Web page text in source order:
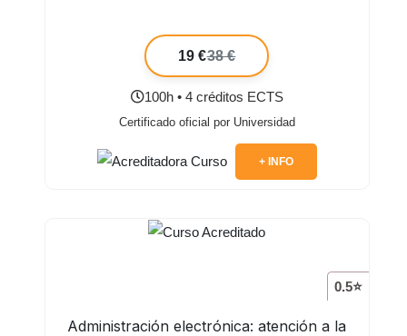
19 €38 €
100h • 4 créditos ECTS
Certificado oficial por Universidad
+ INFO
0.5⭐
Administración electrónica: atención a la